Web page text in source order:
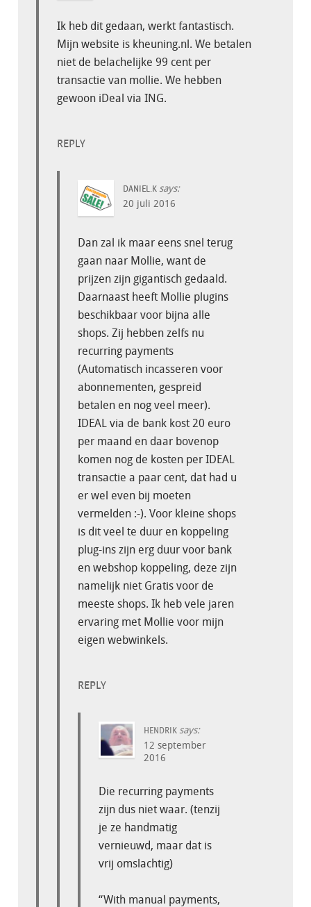
Ik heb dit gedaan, werkt fantastisch.
Mijn website is kheuning.nl. We betalen
niet de belachelijke 99 cent per
transactie van mollie. We hebben
gewoon iDeal via ING.
REPLY
DANIEL.K says:
20 juli 2016
Dan zal ik maar eens snel terug
gaan naar Mollie, want de
prijzen zijn gigantisch gedaald.
Daarnaast heeft Mollie plugins
beschikbaar voor bijna alle
shops. Zij hebben zelfs nu
recurring payments
(Automatisch incasseren voor
abonnementen, gespreid
betalen en nog veel meer).
IDEAL via de bank kost 20 euro
per maand en daar bovenop
komen nog de kosten per IDEAL
transactie a paar cent, dat had u
er wel even bij moeten
vermelden :-). Voor kleine shops
is dit veel te duur en koppeling
plug-ins zijn erg duur voor bank
en webshop koppeling, deze zijn
namelijk niet Gratis voor de
meeste shops. Ik heb vele jaren
ervaring met Mollie voor mijn
eigen webwinkels.
REPLY
HENDRIK says:
12 september
2016
Die recurring payments
zijn dus niet waar. (tenzij
je ze handmatig
vernieuwd, maar dat is
vrij omslachtig)
“With manual payments,